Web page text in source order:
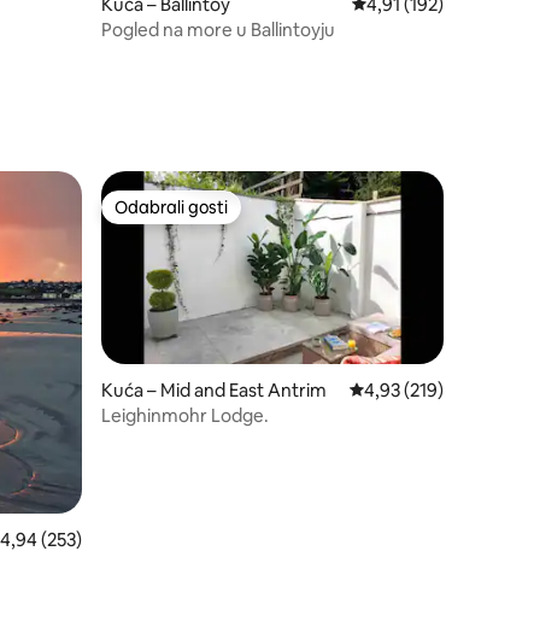
Pogled na more u Ballintoyju
ocjena: 4,94/5, recenzija: 253
4,94 (253)
Odabrali gosti
Odabrali gosti
Kuća – Mid and East Antrim Prosječna ocjena:
4,93 (219)
Leighinmohr Lodge.